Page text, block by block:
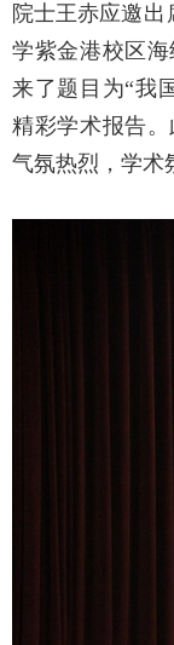
院士王赤应邀出
学紫金港校区海
来了题目为“我
精彩学术报告。
气氛热烈，学术